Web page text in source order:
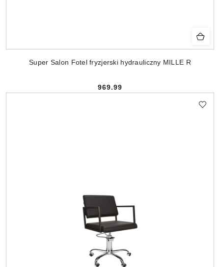
Super Salon Fotel fryzjerski hydrauliczny MILLE R
Cena:
969.99